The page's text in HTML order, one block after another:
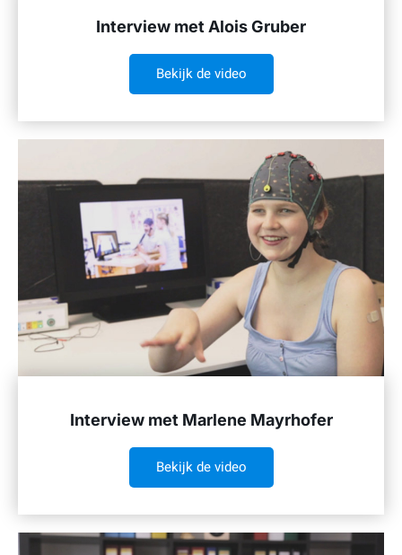
Interview met Alois Gruber
Bekijk de video
Interview met Marlene Mayrhofer
Bekijk de video